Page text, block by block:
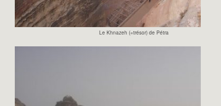
Le Khnazeh (=trésor) de Pétra